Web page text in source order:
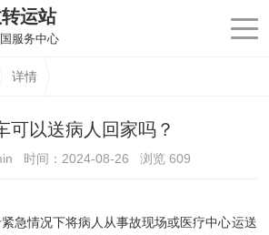
运站
服务中心
详情
可以送病人回家吗？
时间：2024-08-26 浏览609
情况下将病人从事故现场或医疗中心运送